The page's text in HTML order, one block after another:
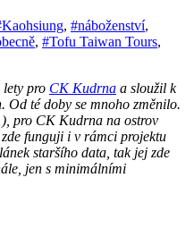
, #náboženství,
, #Tofu Taiwan Tours,
lety pro CK Kudrna a sloužil k
Od té doby se mnoho změnilo.
pro CK Kudrna na ostrov
funguji i v rámci projektu
staršího data, tak jej zde
jen s minimálními